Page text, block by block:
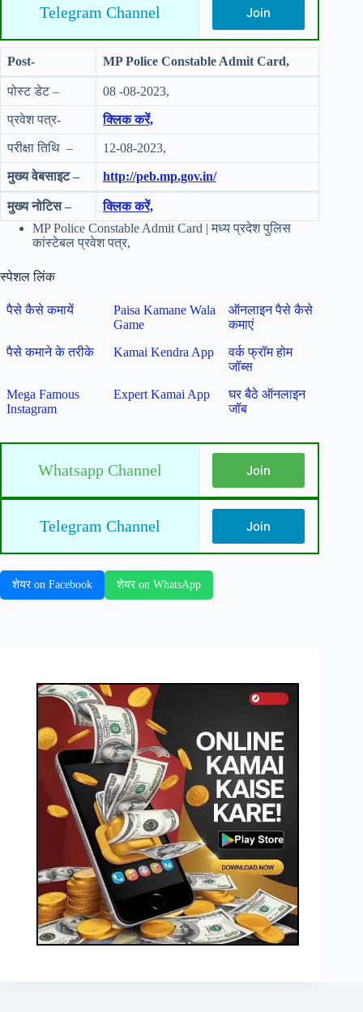
Telegram Channel Join
Post- MP Police Constable Admit Card,
पोस्ट डेट – 08 -08-2023,
प्रवेश पत्र- क्लिक करें,
परीक्षा तिथि – 12-08-2023,
मुख्य वेबसाइट – http://peb.mp.gov.in/
मुख्य नोटिस –
क्लिक करें,
MP Police Constable Admit Card | मध्य प्रदेश पुलिस
कांस्टेबल प्रवेश पत्र,
स्पेशल लिंक
पैसे कैसे कमायें
Paisa Kamane Wala
Game
ऑनलाइन पैसे कैसे
कमाएं
पैसे कमाने के तरीके
Kamai Kendra App
वर्क फ्रॉम होम
जॉब्स
Mega Famous
Instagram
Expert Kamai App
घर बैठे ऑनलाइन
जॉब
Whatsapp Channel Join
Telegram Channel Join
शेयर on Facebook शेयर on WhatsApp